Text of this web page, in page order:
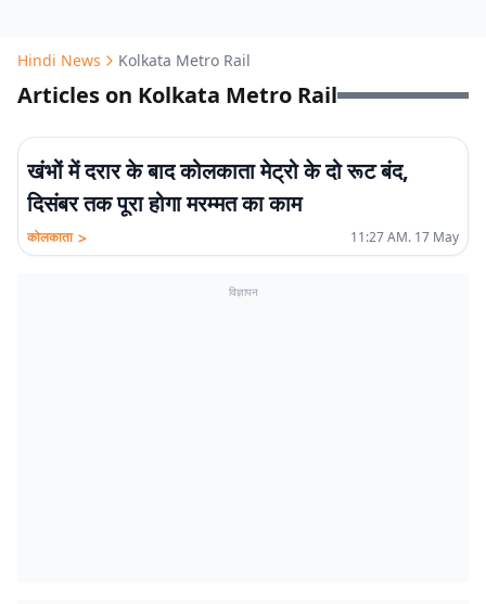
Hindi News Kolkata Metro Rail
Articles on Kolkata Metro Rail
खंभों में दरार के बाद कोलकाता मेट्रो के दो रूट बंद,
दिसंबर तक पूरा होगा मरम्मत का काम
कोलकाता > 11:27 AM. 17 May
विज्ञापन